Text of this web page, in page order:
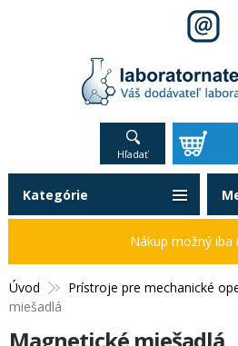
Hľadať
Úvod Prístroje pre mechanické
miešadlá
Kategórie
Nákup možný iba